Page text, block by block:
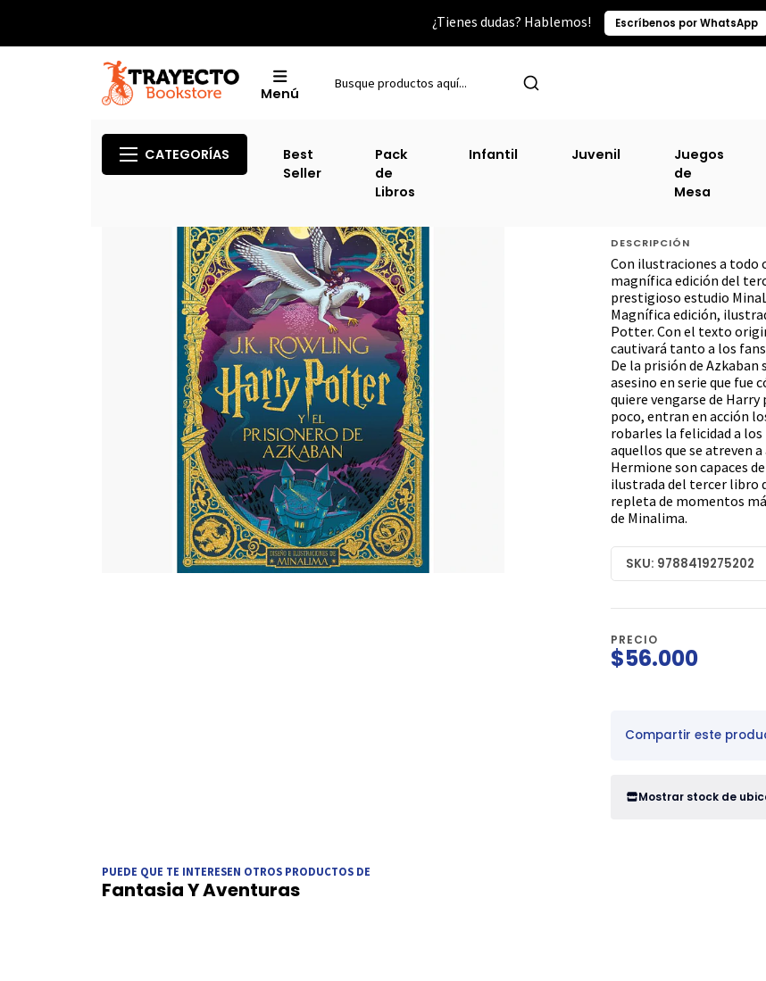
¿Tienes dudas? Hablemos! Escríbenos por WhatsApp
Menú
CATEGORÍAS
Best
Seller
Pack
de
Libros
Infantil Juvenil
Juegos
de
Mesa
Harry Potter
DESCRIPCIÓN
Con ilustraciones a todo
magnífica edición del
prestigioso estudio
Magnífica edición,
Potter. Con el texto
cautivará tanto a los
De la prisión de
asesino en serie que fue
quiere vengarse de
poco, entran en acción
robarles la felicidad a
aquellos que se atreven
Hermione son capaces
ilustrada del tercer libro
repleta de momentos
de Minalima.
SKU: 9788419275202
PRECIO
$56.000
Compartir este
Mostrar stock de
PUEDE QUE TE INTERESEN OTROS PRODUCTOS DE
Fantasia Y Aventuras